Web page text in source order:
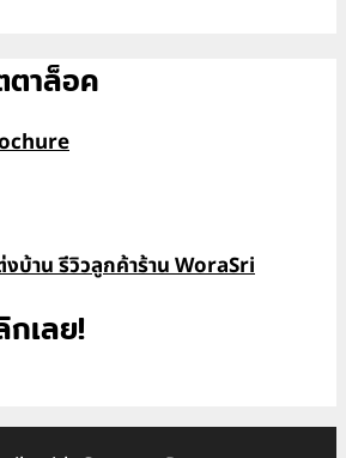
ตาล็อค
บ้าน รีวิวลูกค้าร้าน WoraSri
เลย!